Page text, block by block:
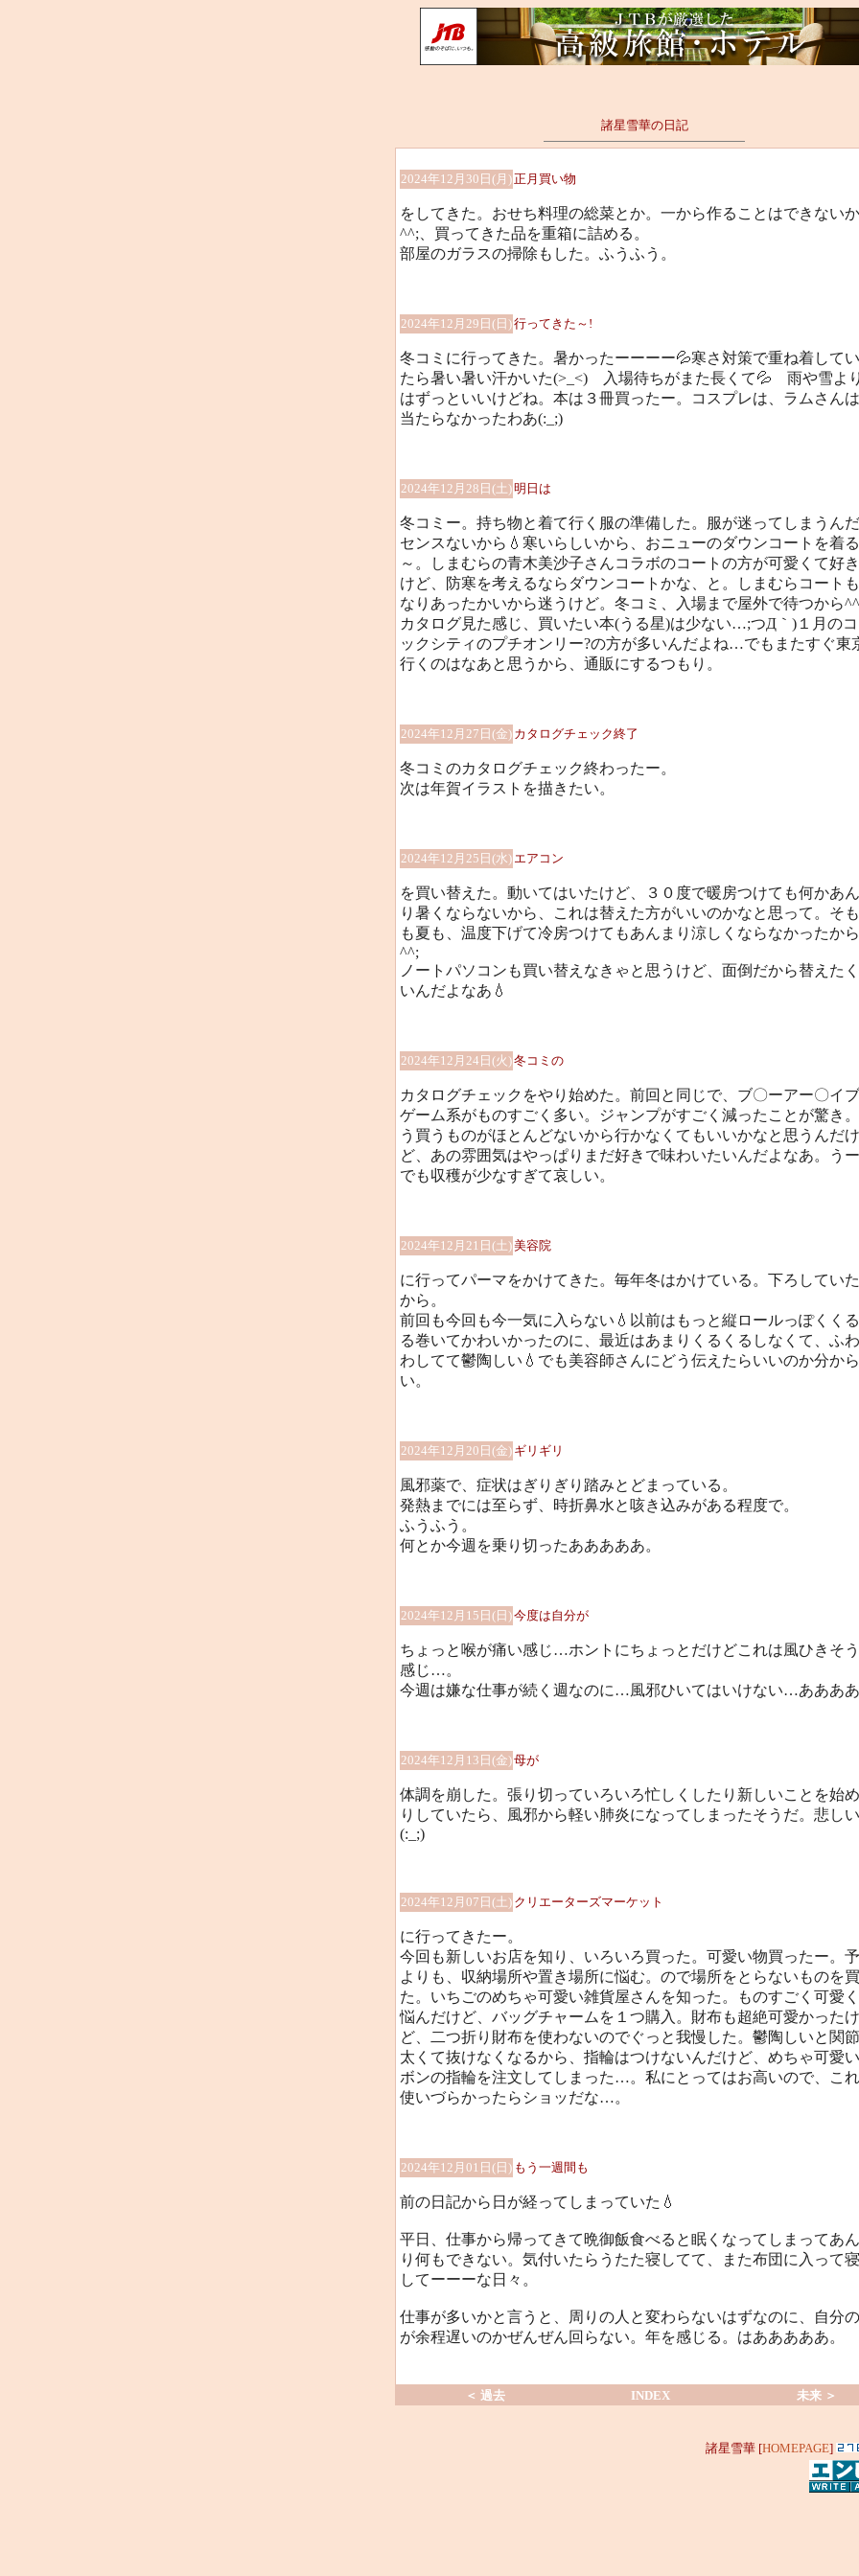
諸星雪華の日記
2024年12月30日(月)正月買い物
をしてきた。おせち料理の総菜とか。一から作ることはできない
^^;、買ってきた品を重箱に詰める。
部屋のガラスの掃除もした。ふうふう。
2024年12月29日(日)行ってきた～!
冬コミに行ってきた。暑かったーーーー💦寒さ対策で重ね着して
たら暑い暑い汗かいた(>_<) 入場待ちがまた長くて💦 雨や雪より
はずっといいけどね。本は３冊買ったー。コスプレは、ラムさん
当たらなかったわあ(:_;)
2024年12月28日(土)明日は
冬コミー。持ち物と着て行く服の準備した。服が迷ってしまうんだ
センスないから💧寒いらしいから、おニューのダウンコートを着る
～。しまむらの青木美沙子さんコラボのコートの方が可愛くて好
けど、防寒を考えるならダウンコートかな、と。しまむらコート
なりあったかいから迷うけど。冬コミ、入場まで屋外で待つから
カタログ見た感じ、買いたい本(うる星)は少ない…;つД｀)１月のコ
ックシティのプチオンリー?の方が多いんだよね…でもまたすぐ東
行くのはなあと思うから、通販にするつもり。
2024年12月27日(金) カタログチェック終了
冬コミのカタログチェック終わったー。
次は年賀イラストを描きたい。
2024年12月25日(水) エアコン
を買い替えた。動いてはいたけど、３０度で暖房つけても何かあん
り暑くならないから、これは替えた方がいいのかなと思って。そ
も夏も、温度下げて冷房つけてもあんまり涼しくならなかったから
^^;
ノートパソコンも買い替えなきゃと思うけど、面倒だから替えた
いんだよなあ💧
2024年12月24日(火)冬コミの
カタログチェックをやり始めた。前回と同じで、ブ〇ーアー〇イ
ゲーム系がものすごく多い。ジャンプがすごく減ったことが驚き
う買うものがほとんどないから行かなくてもいいかなと思うんだけ
ど、あの雰囲気はやっぱりまだ好きで味わいたいんだよなあ。う
でも収穫が少なすぎて哀しい。
2024年12月21日(土)美容院
に行ってパーマをかけてきた。毎年冬はかけている。下ろしてい
から。
前回も今回も今一気に入らない💧以前はもっと縦ロールっぽくくる
る巻いてかわいかったのに、最近はあまりくるくるしなくて、ふ
わしてて鬱陶しい💧でも美容師さんにどう伝えたらいいのか分か
い。
2024年12月20日(金) ギリギリ
風邪薬で、症状はぎりぎり踏みとどまっている。
発熱までには至らず、時折鼻水と咳き込みがある程度で。
ふうふう。
何とか今週を乗り切ったあああああ。
2024年12月15日(日)今度は自分が
ちょっと喉が痛い感じ…ホントにちょっとだけどこれは風ひきそ
感じ…。
今週は嫌な仕事が続く週なのに…風邪ひいてはいけない…ああああ
2024年12月13日(金)母が
体調を崩した。張り切っていろいろ忙しくしたり新しいことを始
りしていたら、風邪から軽い肺炎になってしまったそうだ。悲しい
(:_;)
2024年12月07日(土) クリエーターズマーケット
に行ってきたー。
今回も新しいお店を知り、いろいろ買った。可愛い物買ったー。
よりも、収納場所や置き場所に悩む。ので場所をとらないものを
た。いちごのめちゃ可愛い雑貨屋さんを知った。ものすごく可愛
悩んだけど、バッグチャームを１つ購入。財布も超絶可愛かったけ
ど、二つ折り財布を使わないのでぐっと我慢した。鬱陶しいと関
太くて抜けなくなるから、指輪はつけないんだけど、めちゃ可愛い
ボンの指輪を注文してしまった…。私にとってはお高いので、こ
使いづらかったらショッだな…。
2024年12月01日(日) もう一週間も
前の日記から日が経ってしまっていた💧
平日、仕事から帰ってきて晩御飯食べると眠くなってしまってあん
り何もできない。気付いたらうたた寝してて、また布団に入って
してーーーな日々。
仕事が多いかと言うと、周りの人と変わらないはずなのに、自分
が余程遅いのかぜんぜん回らない。年を感じる。はあああああ。
＜ 過去 INDEX 未来 ＞
諸星雪華 [HOMEPAGE]